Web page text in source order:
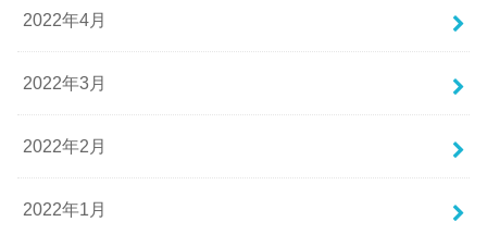
2022年4月
2022年3月
2022年2月
2022年1月